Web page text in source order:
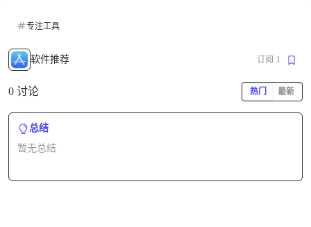
专注工具
软件推荐 订阅 1
0 讨论 热门 最新
总结
暂无总结